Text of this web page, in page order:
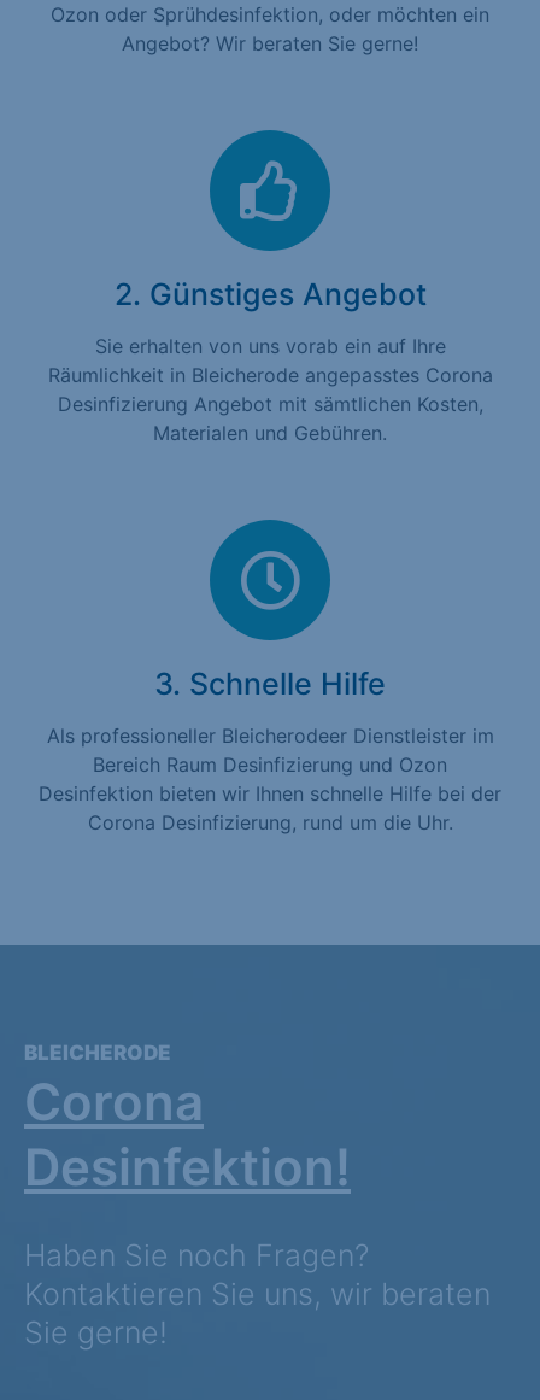
Ozon oder Sprühdesinfektion, oder möchten ein
Angebot? Wir beraten Sie gerne!
2. Günstiges Angebot
Sie erhalten von uns vorab ein auf Ihre
Räumlichkeit in Bleicherode angepasstes Corona
Desinfizierung Angebot mit sämtlichen Kosten,
Materialen und Gebühren.
3. Schnelle Hilfe
Als professioneller Bleicherodeer Dienstleister im
Bereich Raum Desinfizierung und Ozon
Desinfektion bieten wir Ihnen schnelle Hilfe bei der
Corona Desinfizierung, rund um die Uhr.
BLEICHERODE
Corona
Desinfektion!
Haben Sie noch Fragen?
Kontaktieren Sie uns, wir beraten
Sie gerne!